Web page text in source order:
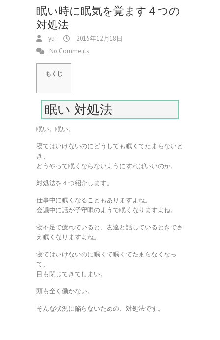
眠い時に眠気を覚ます４つの
対処法
yui
2015年12月18日
No Comments
もくじ
眠い 対処法
眠い。眠い。
寝てはいけないのにどうしても眠くてたまらないと
き、
どうやって眠くならないようにすればいいのか。
対処法を４つ紹介します。
仕事中に眠くなることもありますよね。
会議中に話が子守唄のようで眠くなりますよね。
寝不足で疲れていると、友達と話しているときでさ
え眠くなりますよね。
寝てはいけないのに眠くて眠くてたまらなくなっ
て、
目も閉じてきてしまい。
頭も全く働かない。
そんな状況に陥らないための、対処法です。